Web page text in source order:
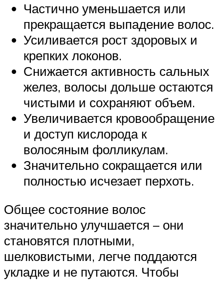
Частично уменьшается или
прекращается выпадение волос.
Усиливается рост здоровых и
крепких локонов.
Снижается активность сальных
желез, волосы дольше остаются
чистыми и сохраняют объем.
Увеличивается кровообращение
и доступ кислорода к
волосяным фолликулам.
Значительно сокращается или
полностью исчезает перхоть.
Общее состояние волос
значительно улучшается – они
становятся плотными,
шелковистыми, легче поддаются
укладке и не путаются. Чтобы